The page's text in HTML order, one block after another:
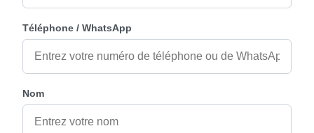
Téléphone / WhatsApp
Nom